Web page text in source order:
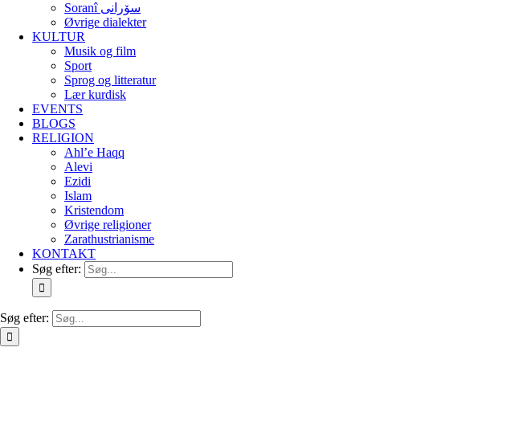
Soranî سۆرانی
Øvrige dialekter
KULTUR
Musik og film
Sport
Sprog og litteratur
Lær kurdisk
EVENTS
BLOGS
RELIGION
Ahl’e Haqq
Alevi
Ezidi
Islam
Kristendom
Øvrige religioner
Zarathustrianisme
KONTAKT
Søg efter:
Søg efter: